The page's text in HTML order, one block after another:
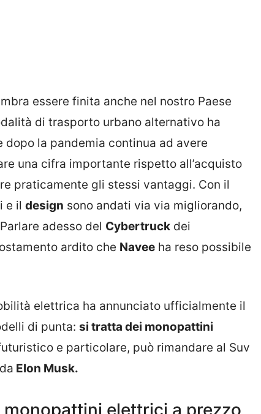
essere finita anche nel nostro Paese
di trasporto urbano alternativo ha
la pandemia continua ad avere
una cifra importante rispetto all’acquisto
praticamente gli stessi vantaggi. Con il
e il design sono andati via via migliorando,
adesso del Cybertruck dei
ardito che Navee ha reso possibile
elettrica ha annunciato ufficialmente il
di punta: si tratta dei monopattini
e particolare, può rimandare al Suv
Elon Musk.
monopattini elettrici a prezzo